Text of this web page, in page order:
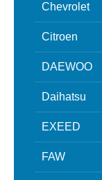
Chevrolet
Citroen
DAEWOO
Daihatsu
EXEED
FAW